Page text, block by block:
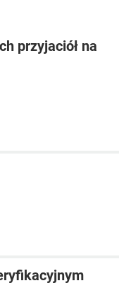
przyjaciół na